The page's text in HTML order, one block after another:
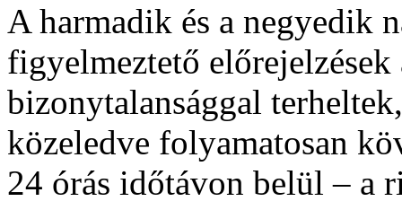
A harmadik és a negyedik
figyelmeztető
bizonytalansággal
közeledve folyamatosan
24 órás időtávon belül – a